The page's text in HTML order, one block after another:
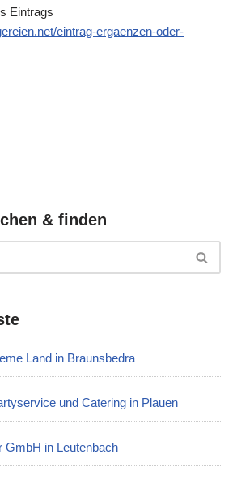
Eintrags
eintrag-ergaenzen-oder-
& finden
Land in Braunsbedra
und Catering in Plauen
GmbH in Leutenbach